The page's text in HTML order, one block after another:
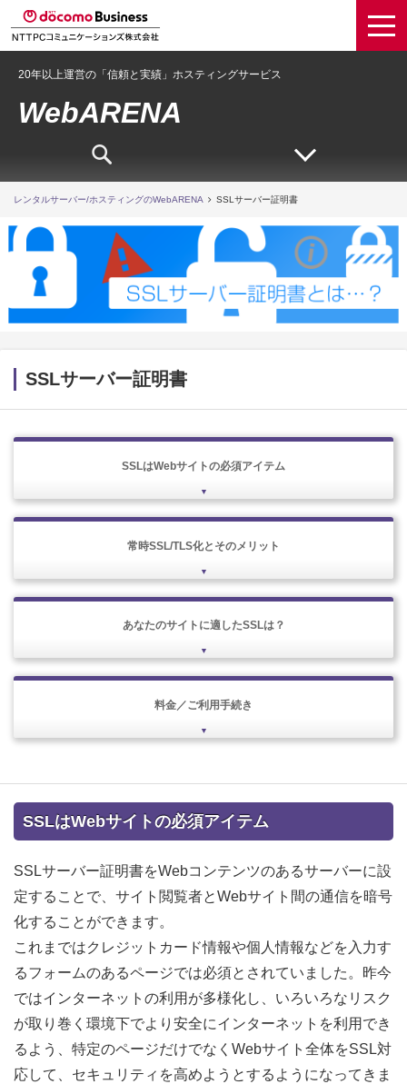
20年以上運営の「信頼と実績」ホスティングサービス
WebARENA
レンタルサーバー/ホスティングのWebARENA SSLサーバー証明書
SSLサーバー証明書
SSLはWebサイトの必須アイテム
常時SSL/TLS化とそのメリット
あなたのサイトに適したSSLは？
料金／ご利用手続き
SSLはWebサイトの必須アイテム
SSLサーバー証明書をWebコンテンツのあるサーバーに設
定することで、サイト閲覧者とWebサイト間の通信を暗号
化することができます。
これまではクレジットカード情報や個人情報などを入力す
るフォームのあるページでは必須とされていました。昨今
ではインターネットの利用が多様化し、いろいろなリスク
が取り巻く環境下でより安全にインターネットを利用でき
るよう、特定のページだけでなくWebサイト全体をSSL対
応して、セキュリティを高めようとするようになってきま